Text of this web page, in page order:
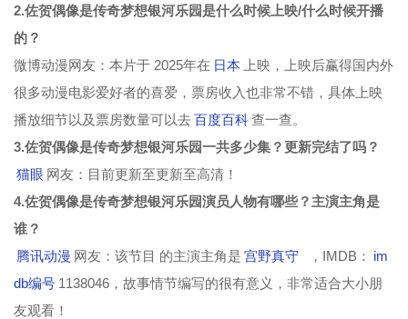
2.佐贺偶像是传奇梦想银河乐园是什么时候上映/什么时候开播
的？
微博动漫网友：本片于 2025年在 日本
上映，上映后赢得国内外
很多动漫电影爱好者的喜爱，票房收入也非常不错，具体上映
播放细节以及票房数量可以去百度百科查一查。
3.佐贺偶像是传奇梦想银河乐园一共多少集？更新完结了吗？
猫眼 网友：目前更新至更新至高清！
4.佐贺偶像是传奇梦想银河乐园演员人物有哪些？主演主角是
谁？
腾讯动漫 网友：该节目 的主演主角是 宫野真守 ，IMDB： im
db编号 1138046，故事情节编写的很有意义，非常适合大小朋
友观看！